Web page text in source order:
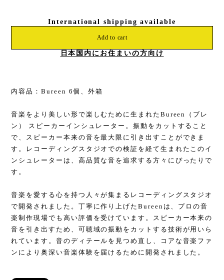
International shipping available
Add to cart
日本国内にお住まいの方向け
内容品：Bureen 6個、外箱
音楽をより美しい形で楽しむために生まれたBureen（ブレ
ン） スピーカーインシュレーター。振動をカットすること
で、スピーカー本来の音を最大限に引き出すことができま
す。レコーディングスタジオでの検証を経て生まれたこのイ
ンシュレーターは、高品質な音を追求する方々にぴったりで
す。
音楽を愛する心を持つ人々が集まるレコーディングスタジオ
で開発されました。丁寧に作り上げたBureenは、プロの音
楽制作現場でも高い評価を受けています。スピーカー本来の
音を引き出すため、可聴域の振動をカットする技術が用いら
れています。音のディテールを見つめ直し、コアな音楽ファ
ンにより奥深い音楽体験を届けるために開発されました。